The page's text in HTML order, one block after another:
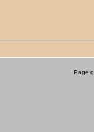
Page